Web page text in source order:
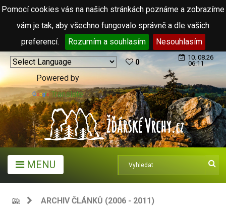
Pomocí cookies vás na našich stránkách poznáme a zobrazíme
vám je tak, aby všechno fungovalo správně a dle vašich
preferencí.
Rozumím a souhlasím Nesouhlasím
Powered by
Translate
0
10. 08.26
06:11
MENU
ARCHIV ČLÁNKŮ (2006 - 2011)